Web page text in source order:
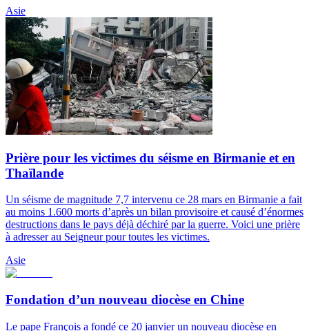
Asie
Prière pour les victimes du séisme en Birmanie et en
Thaïlande
Un séisme de magnitude 7,7 intervenu ce 28 mars en Birmanie a fait
au moins 1.600 morts d’après un bilan provisoire et causé d’énormes
destructions dans le pays déjà déchiré par la guerre. Voici une prière
à adresser au Seigneur pour toutes les victimes.
Asie
Fondation d’un nouveau diocèse en Chine
Le pape François a fondé ce 20 janvier un nouveau diocèse en